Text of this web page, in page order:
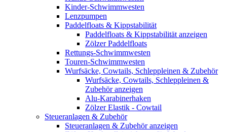
Kinder-Schwimmwesten
Lenzpumpen
Paddelfloats & Kippstabilität
Paddelfloats & Kippstabilität anzeigen
Zölzer Paddelfloats
Rettungs-Schwimmwesten
Touren-Schwimmwesten
Wurfsäcke, Cowtails, Schleppleinen & Zubehör
Wurfsäcke, Cowtails, Schleppleinen &
Zubehör anzeigen
Alu-Karabinerhaken
Zölzer Elastik - Cowtail
Steueranlagen & Zubehör
Steueranlagen & Zubehör anzeigen